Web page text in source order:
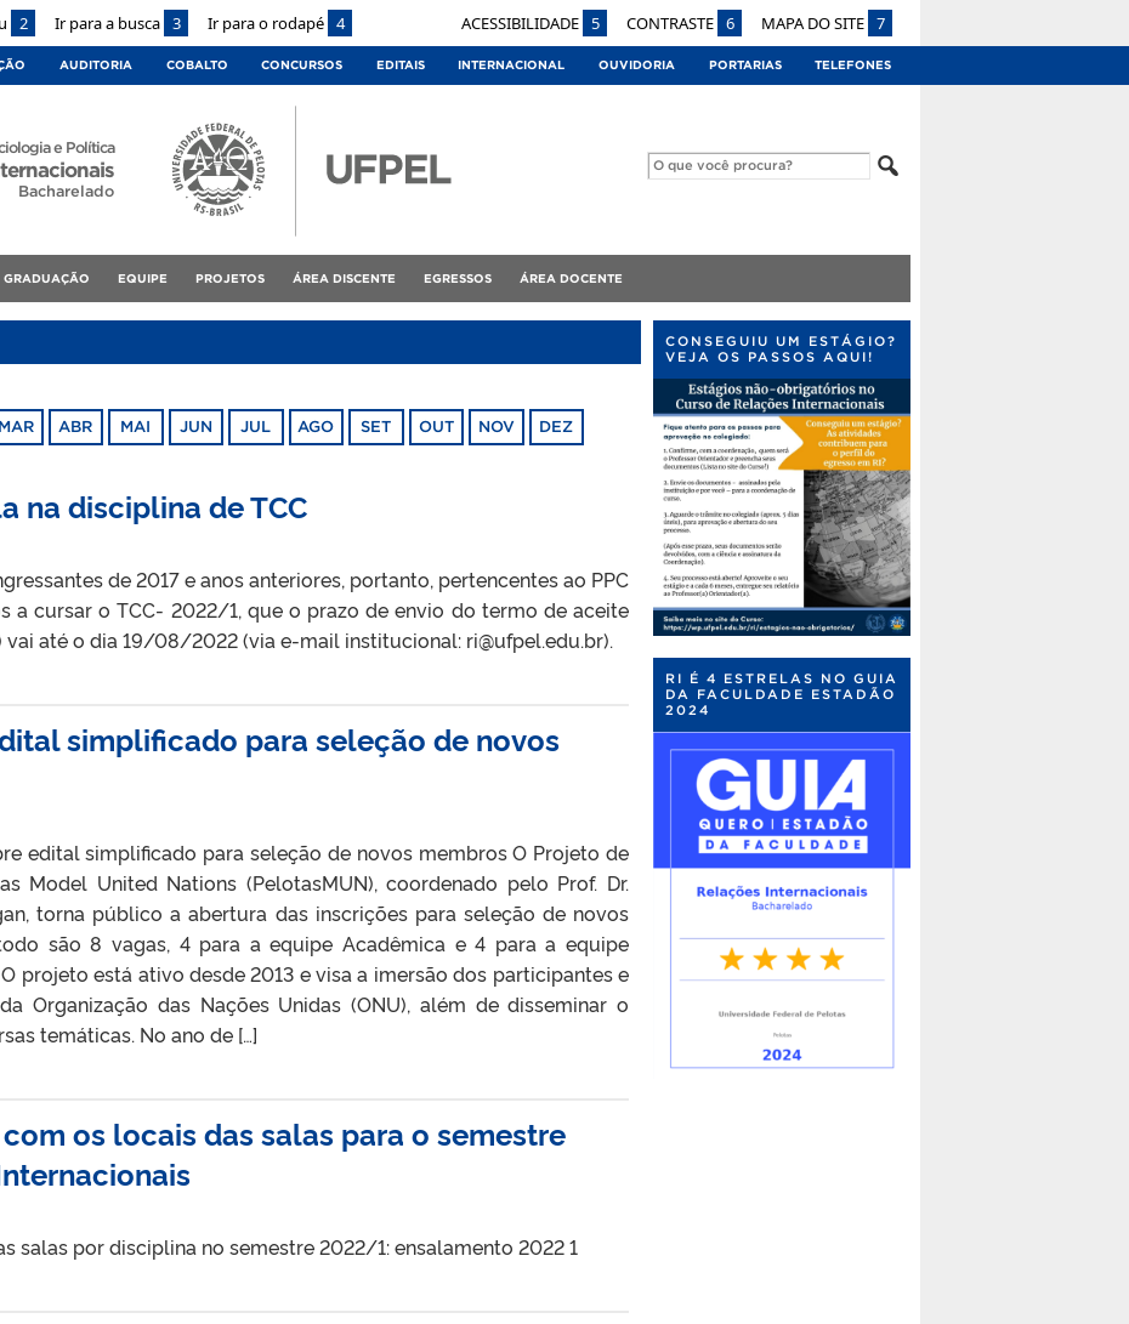
2 Ir para a busca 3 Ir para o rodapé 4 ACESSIBILIDADE 5 CONTRASTE 6 MAPA DO SITE 7
AUDITORIA COBALTO CONCURSOS EDITAIS INTERNACIONAL OUVIDORIA PORTARIAS TELEFONES
e Política
Bacharelado
GRADUAÇÃO EQUIPE PROJETOS ÁREA DISCENTE EGRESSOS ÁREA DOCENTE
MAR ABR MAI JUN JUL AGO SET OUT NOV DEZ
na disciplina de TCC
de 2017 e anos anteriores, portanto, pertencentes ao PPC
a cursar o TCC- 2022/1, que o prazo de envio do termo de aceite
até o dia 19/08/2022 (via e-mail institucional: ri@ufpel.edu.br).
simplificado para seleção de novos
edital simplificado para seleção de novos membros O Projeto de
Model United Nations (PelotasMUN), coordenado pelo Prof. Dr.
torna público a abertura das inscrições para seleção de novos
são 8 vagas, 4 para a equipe Acadêmica e 4 para a equipe
projeto está ativo desde 2013 e visa a imersão dos participantes e
Organização das Nações Unidas (ONU), além de disseminar o
temáticas. No ano de […]
os locais das salas para o semestre
salas por disciplina no semestre 2022/1: ensalamento 2022 1
CONSEGUIU UM ESTÁGIO?
VEJA OS PASSOS AQUI!
RI É 4 ESTRELAS NO GUIA
DA FACULDADE ESTADÃO
2024